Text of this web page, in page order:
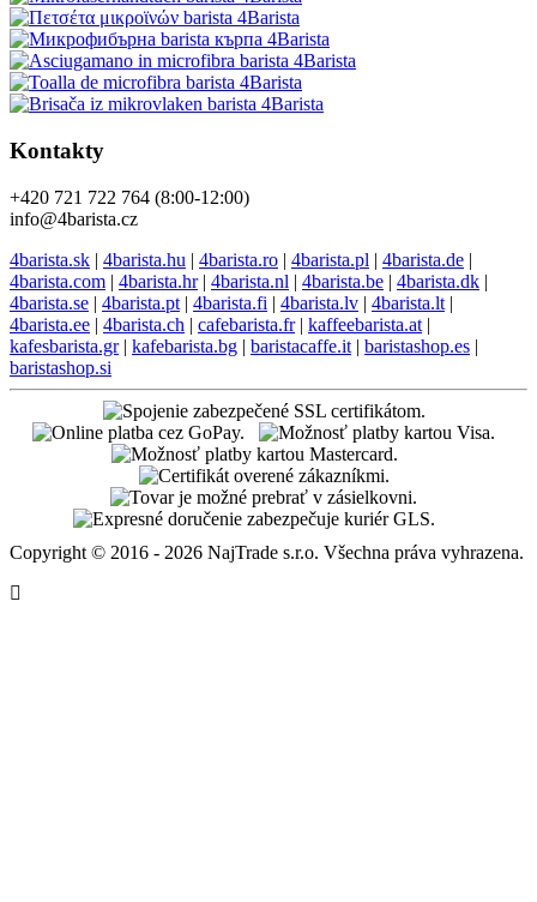
Kontakty
+420 721 722 764 (8:00-12:00)
info@4barista.cz
4barista.sk | 4barista.hu | 4barista.ro | 4barista.pl | 4barista.de |
4barista.com | 4barista.hr| 4barista.nl | 4barista.be | 4barista.dk |
4barista.se | 4barista.pt | 4barista.fi | 4barista.lv | 4barista.lt |
4barista.ee | 4barista.ch | cafebarista.fr| kaffeebarista.at |
kafesbarista.gr| kafebarista.bg | baristacaffe.it | baristashop.es |
baristashop.si
Copyright © 2016 - 2026 NajTrade s.r.o. Všechna práva vyhrazena.